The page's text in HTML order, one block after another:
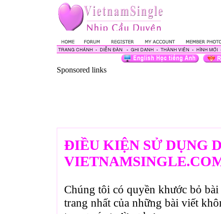
Sponsored links
ĐIỀU KIỆN SỬ DỤNG
Chúng tôi có quyền khước bỏ
trang nhất của những bài viết